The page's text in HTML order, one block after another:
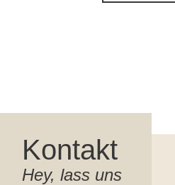
Kontakt
Hey, lass uns